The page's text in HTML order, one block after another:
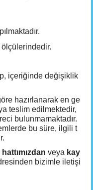
içeriğinde değişiklik
hazırlanarak en ge
teslim edilmektedir,
bulunmamaktadır.
bu süre, ilgili t
veya kay
bizimle iletişi